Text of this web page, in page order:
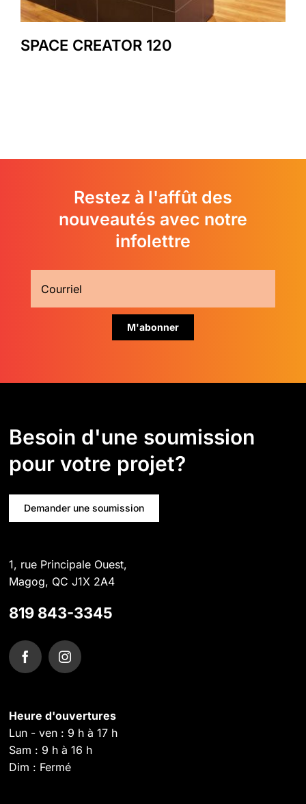
SPACE CREATOR 120
Restez à l'affût des
nouveautés avec notre
infolettre
Besoin d'une soumission
pour votre projet?
Demander une soumission
1, rue Principale Ouest,
Magog, QC J1X 2A4
819 843-3345
Heure d'ouvertures
Lun - ven : 9 h à 17 h
Sam : 9 h à 16 h
Dim : Fermé